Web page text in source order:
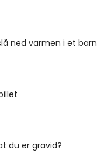
ned varmen i et barn
du er gravid?